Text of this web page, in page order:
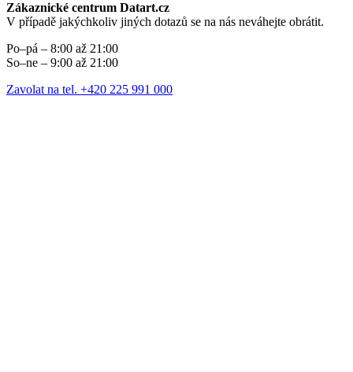
Zákaznické centrum Datart.cz
V případě jakýchkoliv jiných dotazů se na nás neváhejte obrátit.
Po–pá – 8:00 až 21:00
So–ne – 9:00 až 21:00
Zavolat na tel. +420 225 991 000